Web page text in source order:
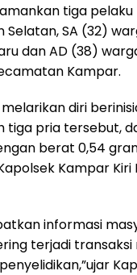
tiga
Selatan, SA (32)
dan AD (38)
Kampar.
diri
tiga pria tersebut,
berat 0,54
Kampar
informasi
terjadi